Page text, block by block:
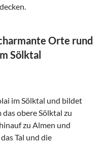
Orte rund
Sölktal
im Sölktal und bildet
obere Sölktal zu
zu Almen und
Tal und die